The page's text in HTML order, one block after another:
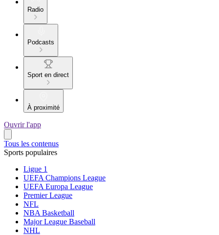
Radio
Podcasts
Sport en direct
À proximité
Ouvrir l'app
Tous les contenus
Sports populaires
Ligue 1
UEFA Champions League
UEFA Europa League
Premier League
NFL
NBA Basketball
Major League Baseball
NHL